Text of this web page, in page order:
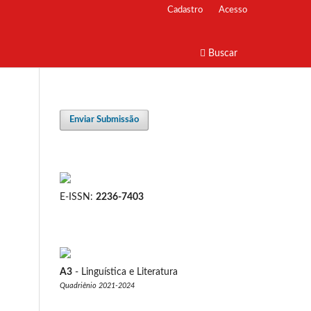
Buscar
Cadastro Acesso
Enviar Submissão
E-ISSN: 2236-7403
A3 - Linguística e Literatura
Quadriênio 2021-2024